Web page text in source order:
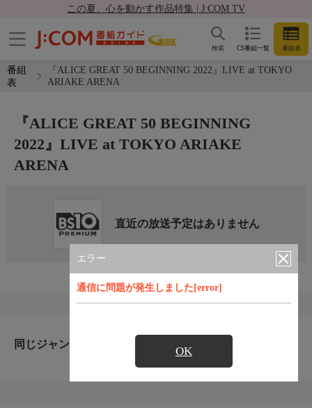
この夏、心を動かす作品特集 | J:COM TV
CS番組一覧 番組表
検索
番組
表
『ALICE GREAT 50 BEGINNING 2022』LIVE at TOKYO
ARIAKE ARENA
エラー
通信に問題が発生しました[error]
OK
『ALICE GREAT 50 BEGINNING
2022』LIVE at TOKYO ARIAKE
ARENA
直近の放送予定はありません
同じジャンルのおすすめ番組